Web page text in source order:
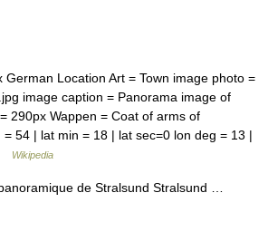
Location Art = Town image photo =
image caption = Panorama image of
290px Wappen = Coat of arms of
54 | lat min = 18 | lat sec=0 lon deg = 13 |
Wikipedia
de Stralsund Stralsund …